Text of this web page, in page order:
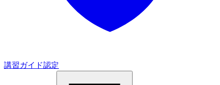
講習ガイド認定